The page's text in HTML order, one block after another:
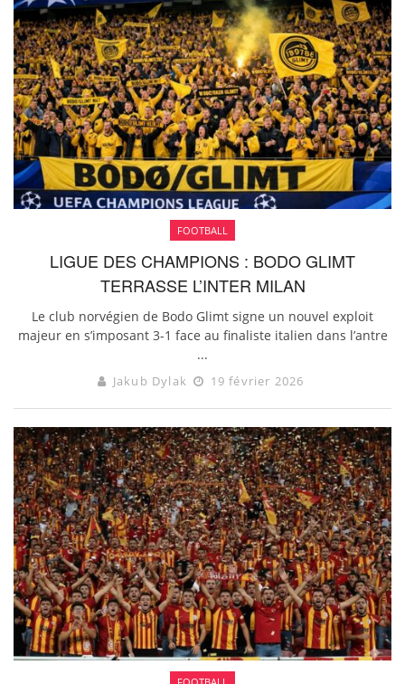
FOOTBALL
LIGUE DES CHAMPIONS : BODO GLIMT
TERRASSE L’INTER MILAN
Le club norvégien de Bodo Glimt signe un nouvel exploit
majeur en s’imposant 3-1 face au finaliste italien dans l’antre
...
Jakub Dylak 19 février 2026